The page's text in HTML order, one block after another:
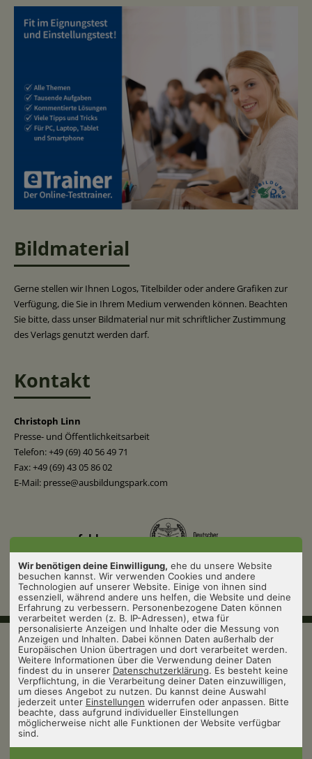
Bildmaterial
Gerne stellen wir Ihnen Logos, Titelbilder oder andere Grafiken zur
Verfügung, die Sie in Ihrem Medium verwenden können. Beachten
Sie bitte, dass unser Bildmaterial nur mit schriftlicher Zustimmung
des Verlags genutzt werden darf.
Kontakt
Christoph Linn
Presse- und Öffentlichkeitsarbeit
Telefon: +49 (69) 40 56 49 71
Fax: +49 (69) 43 05 86 02
E-Mail: presse@ausbildungspark.com
empfohlen von:
© 2026 Ausbildungspark Verlag, Alle Rechte vorbehalten.
Verlag
Impressum
Datenschutz
AGB
Widerrufsbelehrung
Bestellung
Cookies
Vertrag widerrufen
Wir benötigen deine Einwilligung, ehe du unsere Website
besuchen kannst. Wir verwenden Cookies und andere
Technologien auf unserer Website. Einige von ihnen sind
essenziell, während andere uns helfen, die Website und deine
Erfahrung zu verbessern. Personenbezogene Daten können
verarbeitet werden (z. B. IP-Adressen), etwa für
personalisierte Anzeigen und Inhalte oder die Messung von
Anzeigen und Inhalten. Dabei können Daten außerhalb der
Europäischen Union übertragen und dort verarbeitet werden.
Weitere Informationen über die Verwendung deiner Daten
findest du in unserer Datenschutzerklärung. Es besteht keine
Verpflichtung, in die Verarbeitung deiner Daten einzuwilligen,
um dieses Angebot zu nutzen. Du kannst deine Auswahl
jederzeit unter Einstellungen widerrufen oder anpassen. Bitte
beachte, dass aufgrund individueller Einstellungen
möglicherweise nicht alle Funktionen der Website verfügbar
sind.